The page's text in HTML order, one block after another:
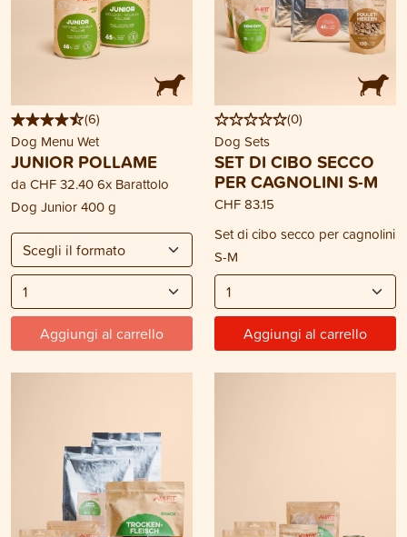
(6)
Dog Menu Wet
JUNIOR POLLAME
da CHF 32.406x Barattolo
Dog Junior 400 g
Aggiungi al carrello
(0)
Dog Sets
SET DI CIBO SECCO
PER CAGNOLINI S-M
CHF 83.15
Set di cibo secco per cagnolini
S-M
Aggiungi al carrello